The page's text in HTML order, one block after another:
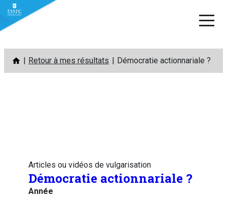
Aller
contenu
Retour à mes résultats Démocratie actionnariale ?
Articles ou vidéos de vulgarisation
Démocratie actionnariale ?
Année